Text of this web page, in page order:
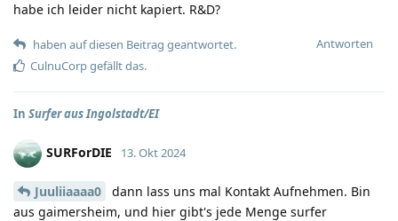
habe ich leider nicht kapiert. R&D?
Antworten
haben auf diesen Beitrag geantwortet.
CulnuCorpgefällt das.
In Surfer aus Ingolstadt/EI
SURForDIE 13. Okt 2024
Juuliiaaaa0
dann lass uns mal Kontakt Aufnehmen. Bin
aus gaimersheim, und hier gibt's jede Menge surfer